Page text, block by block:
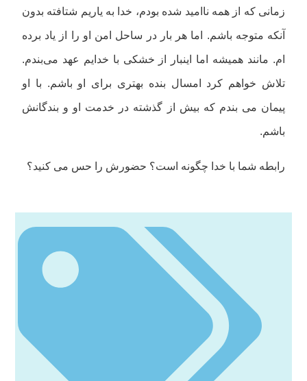
زمانی که از همه ناامید شده بودم، خدا به یاریم شتافته بدون
آنکه متوجه باشم. اما هر بار در ساحل امن او را از یاد برده
ام. مانند همیشه اما اینبار از خشکی با خدایم عهد می‌بندم.
تلاش خواهم کرد امسال بنده بهتری برای او باشم. با او
پیمان می بندم که بیش از گذشته در خدمت او و بندگانش
باشم.
رابطه شما با خدا چگونه است؟ حضورش را حس می کنید؟